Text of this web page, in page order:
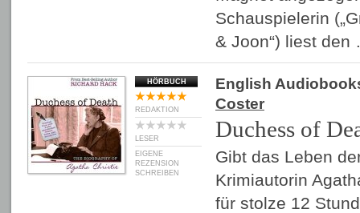
Schauspielerin
& Joon“) liest
HÖRBUCH
REDAKTION
LESER
EIGENE
REZENSION
SCHREIBEN
English
Coster
Duchess of
Gibt das Leben
Krimiautorin
für stolze 12